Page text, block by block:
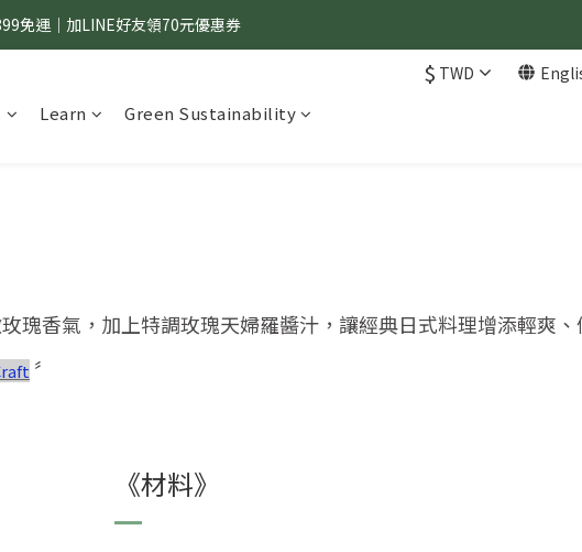
免運｜加LINE好友領70元優惠券
免運｜加LINE好友領70元優惠券
免運｜加LINE好友領70元優惠券
$ TWD
Learn Green Sustainability
瑰香氣，加上特調玫瑰天婦羅醬汁，讓經典日式料理增添輕爽、
〞
《材料》